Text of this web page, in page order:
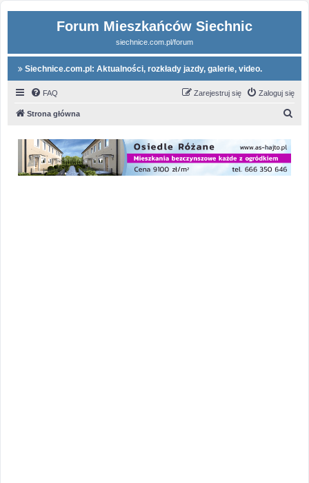
Forum Mieszkańców Siechnic
siechnice.com.pl/forum
Siechnice.com.pl: Aktualności, rozkłady jazdy, galerie, video.
FAQ Zaloguj się
Zarejestruj się
Strona główna